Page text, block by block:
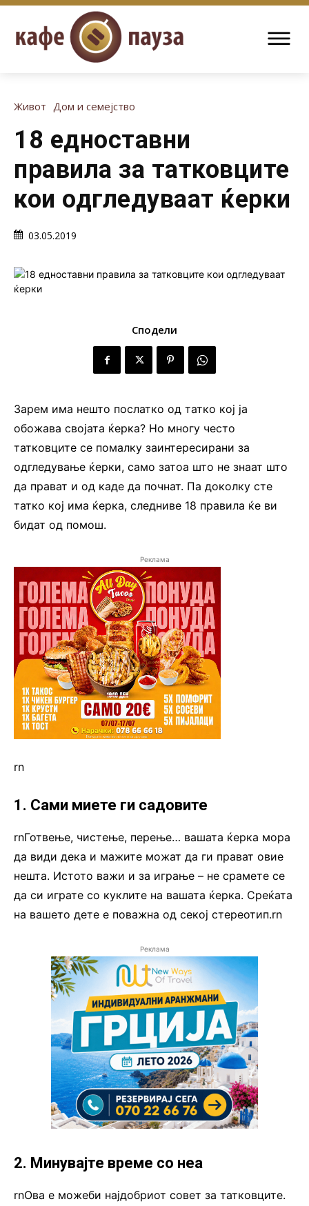
Живот Дом и семејство
18 едноставни
правила за татковците
кои одгледуваат ќерки
03.05.2019
Сподели
Зарем има нешто послатко од татко кој ја
обожава својата ќерка? Но многу често
татковците се помалку заинтересирани за
одгледување ќерки, само затоа што не знаат што
да прават и од каде да почнат. Па доколку сте
татко кој има ќерка, следниве 18 правила ќе ви
бидат од помош.
Реклама
rn
1. Сами миете ги садовите
rnГотвење, чистење, перење… вашата ќерка мора
да види дека и мажите можат да ги прават овие
нешта. Истото важи и за играње – не срамете се
да си играте со куклите на вашата ќерка. Среќата
на вашето дете е поважна од секој стереотип.rn
Реклама
2. Минувајте време со неа
rnОва е можеби најдобриот совет за татковците.